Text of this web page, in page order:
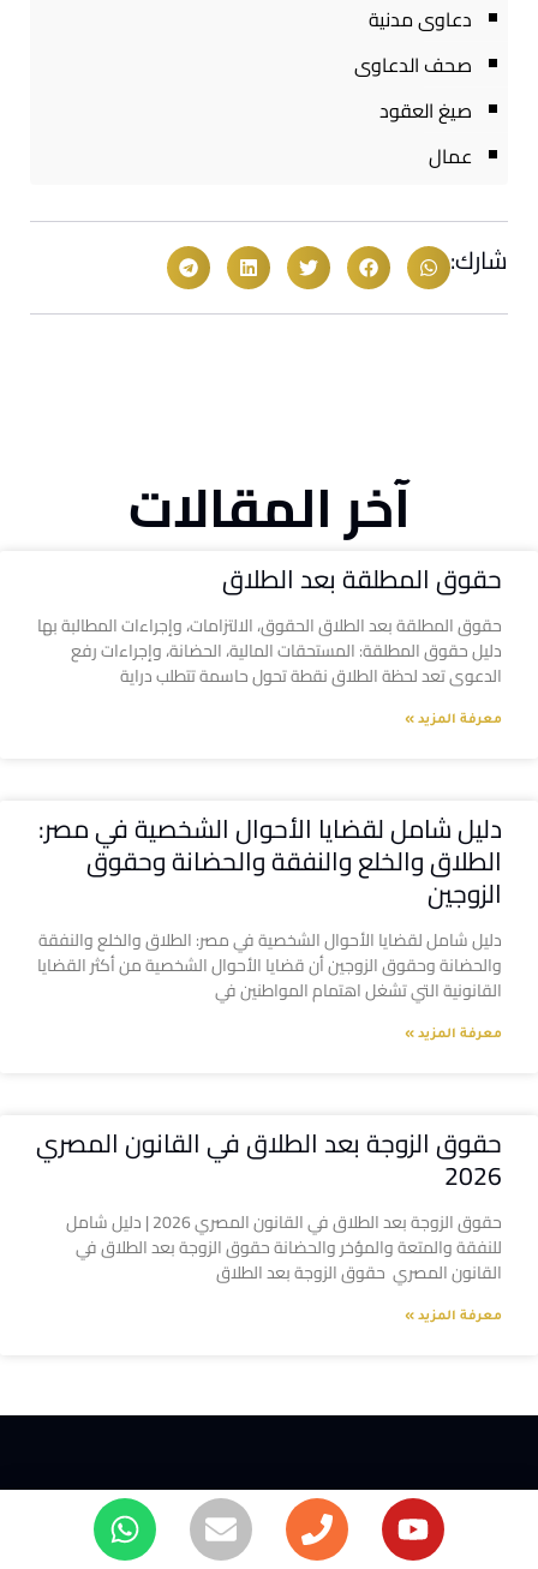
دعاوى مدنية
صحف الدعاوى
صيغ العقود
عمال
شارك:
آخر المقالات
حقوق المطلقة بعد الطلاق
حقوق المطلقة بعد الطلاق الحقوق، الالتزامات، وإجراءات المطالبة بها
دليل حقوق المطلقة: المستحقات المالية، الحضانة، وإجراءات رفع
الدعوى تعد لحظة الطلاق نقطة تحول حاسمة تتطلب دراية
معرفة المزيد »
دليل شامل لقضايا الأحوال الشخصية في مصر:
الطلاق والخلع والنفقة والحضانة وحقوق
الزوجين
دليل شامل لقضايا الأحوال الشخصية في مصر: الطلاق والخلع والنفقة
والحضانة وحقوق الزوجين أن قضايا الأحوال الشخصية من أكثر القضايا
القانونية التي تشغل اهتمام المواطنين في
معرفة المزيد »
حقوق الزوجة بعد الطلاق في القانون المصري
2026
حقوق الزوجة بعد الطلاق في القانون المصري 2026 | دليل شامل
للنفقة والمتعة والمؤخر والحضانة حقوق الزوجة بعد الطلاق في
القانون المصري حقوق الزوجة بعد الطلاق
معرفة المزيد »
الخدمات القانونية